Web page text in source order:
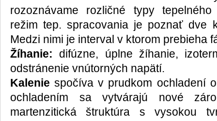
rozoznávame rozličné typy
režim tep. spracovania je poznať dve
Medzi nimi je interval v ktorom prebieha
Žíhanie: difúzne, úplne žíhanie,
odstránenie vnútorných napätí.
Kalenie spočíva v prudkom ochladení
ochladením sa vytvárajú nové
martenzitická štruktúra s vysokou